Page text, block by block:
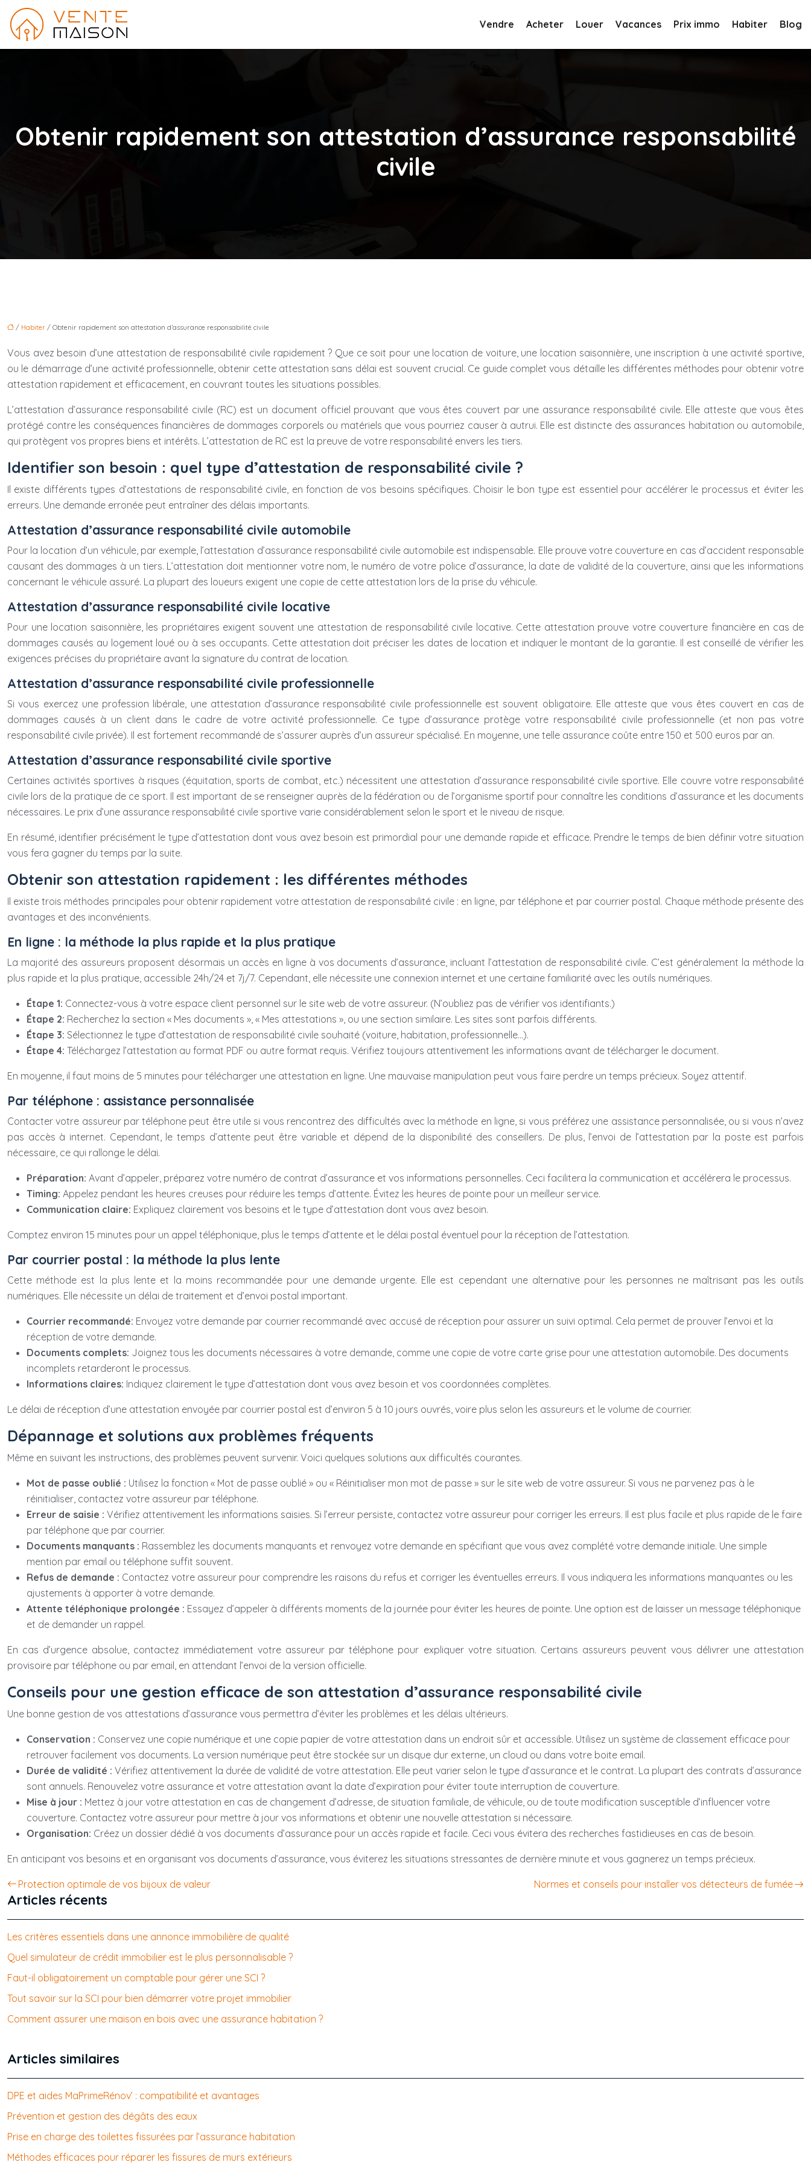
Vendre Acheter Louer Vacances Prix immo Habiter Blog
Obtenir rapidement son attestation d’assurance responsabilité
civile
/ Habiter / Obtenir rapidement son attestation d’assurance responsabilité civile
Vous avez besoin d’une attestation de responsabilité civile rapidement ? Que ce soit pour une location de voiture, une location saisonnière, une inscription à une activité sportive,
ou le démarrage d’une activité professionnelle, obtenir cette attestation sans délai est souvent crucial. Ce guide complet vous détaille les différentes méthodes pour obtenir votre
attestation rapidement et efficacement, en couvrant toutes les situations possibles.
L’attestation d’assurance responsabilité civile (RC) est un document officiel prouvant que vous êtes couvert par une assurance responsabilité civile. Elle atteste que vous êtes
protégé contre les conséquences financières de dommages corporels ou matériels que vous pourriez causer à autrui. Elle est distincte des assurances habitation ou automobile,
qui protègent vos propres biens et intérêts. L’attestation de RC est la preuve de votre responsabilité envers les tiers.
Identifier son besoin : quel type d’attestation de responsabilité civile ?
Il existe différents types d’attestations de responsabilité civile, en fonction de vos besoins spécifiques. Choisir le bon type est essentiel pour accélérer le processus et éviter les
erreurs. Une demande erronée peut entraîner des délais importants.
Attestation d’assurance responsabilité civile automobile
Pour la location d’un véhicule, par exemple, l’attestation d’assurance responsabilité civile automobile est indispensable. Elle prouve votre couverture en cas d’accident responsable
causant des dommages à un tiers. L’attestation doit mentionner votre nom, le numéro de votre police d’assurance, la date de validité de la couverture, ainsi que les informations
concernant le véhicule assuré. La plupart des loueurs exigent une copie de cette attestation lors de la prise du véhicule.
Attestation d’assurance responsabilité civile locative
Pour une location saisonnière, les propriétaires exigent souvent une attestation de responsabilité civile locative. Cette attestation prouve votre couverture financière en cas de
dommages causés au logement loué ou à ses occupants. Cette attestation doit préciser les dates de location et indiquer le montant de la garantie. Il est conseillé de vérifier les
exigences précises du propriétaire avant la signature du contrat de location.
Attestation d’assurance responsabilité civile professionnelle
Si vous exercez une profession libérale, une attestation d’assurance responsabilité civile professionnelle est souvent obligatoire. Elle atteste que vous êtes couvert en cas de
dommages causés à un client dans le cadre de votre activité professionnelle. Ce type d’assurance protège votre responsabilité civile professionnelle (et non pas votre
responsabilité civile privée). Il est fortement recommandé de s’assurer auprès d’un assureur spécialisé. En moyenne, une telle assurance coûte entre 150 et 500 euros par an.
Attestation d’assurance responsabilité civile sportive
Certaines activités sportives à risques (équitation, sports de combat, etc.) nécessitent une attestation d’assurance responsabilité civile sportive. Elle couvre votre responsabilité
civile lors de la pratique de ce sport. Il est important de se renseigner auprès de la fédération ou de l’organisme sportif pour connaître les conditions d’assurance et les documents
nécessaires. Le prix d’une assurance responsabilité civile sportive varie considérablement selon le sport et le niveau de risque.
En résumé, identifier précisément le type d’attestation dont vous avez besoin est primordial pour une demande rapide et efficace. Prendre le temps de bien définir votre situation
vous fera gagner du temps par la suite.
Obtenir son attestation rapidement : les différentes méthodes
Il existe trois méthodes principales pour obtenir rapidement votre attestation de responsabilité civile : en ligne, par téléphone et par courrier postal. Chaque méthode présente des
avantages et des inconvénients.
En ligne : la méthode la plus rapide et la plus pratique
La majorité des assureurs proposent désormais un accès en ligne à vos documents d’assurance, incluant l’attestation de responsabilité civile. C’est généralement la méthode la
plus rapide et la plus pratique, accessible 24h/24 et 7j/7. Cependant, elle nécessite une connexion internet et une certaine familiarité avec les outils numériques.
Étape 1: Connectez-vous à votre espace client personnel sur le site web de votre assureur. (N’oubliez pas de vérifier vos identifiants.)
Étape 2: Recherchez la section « Mes documents », « Mes attestations », ou une section similaire. Les sites sont parfois différents.
Étape 3: Sélectionnez le type d’attestation de responsabilité civile souhaité (voiture, habitation, professionnelle…).
Étape 4: Téléchargez l’attestation au format PDF ou autre format requis. Vérifiez toujours attentivement les informations avant de télécharger le document.
En moyenne, il faut moins de 5 minutes pour télécharger une attestation en ligne. Une mauvaise manipulation peut vous faire perdre un temps précieux. Soyez attentif.
Par téléphone : assistance personnalisée
Contacter votre assureur par téléphone peut être utile si vous rencontrez des difficultés avec la méthode en ligne, si vous préférez une assistance personnalisée, ou si vous n’avez
pas accès à internet. Cependant, le temps d’attente peut être variable et dépend de la disponibilité des conseillers. De plus, l’envoi de l’attestation par la poste est parfois
nécessaire, ce qui rallonge le délai.
Préparation: Avant d’appeler, préparez votre numéro de contrat d’assurance et vos informations personnelles. Ceci facilitera la communication et accélérera le processus.
Timing: Appelez pendant les heures creuses pour réduire les temps d’attente. Évitez les heures de pointe pour un meilleur service.
Communication claire: Expliquez clairement vos besoins et le type d’attestation dont vous avez besoin.
Comptez environ 15 minutes pour un appel téléphonique, plus le temps d’attente et le délai postal éventuel pour la réception de l’attestation.
Par courrier postal : la méthode la plus lente
Cette méthode est la plus lente et la moins recommandée pour une demande urgente. Elle est cependant une alternative pour les personnes ne maîtrisant pas les outils
numériques. Elle nécessite un délai de traitement et d’envoi postal important.
Courrier recommandé: Envoyez votre demande par courrier recommandé avec accusé de réception pour assurer un suivi optimal. Cela permet de prouver l’envoi et la
réception de votre demande.
Documents complets: Joignez tous les documents nécessaires à votre demande, comme une copie de votre carte grise pour une attestation automobile. Des documents
incomplets retarderont le processus.
Informations claires: Indiquez clairement le type d’attestation dont vous avez besoin et vos coordonnées complètes.
Le délai de réception d’une attestation envoyée par courrier postal est d’environ 5 à 10 jours ouvrés, voire plus selon les assureurs et le volume de courrier.
Dépannage et solutions aux problèmes fréquents
Même en suivant les instructions, des problèmes peuvent survenir. Voici quelques solutions aux difficultés courantes.
Mot de passe oublié : Utilisez la fonction « Mot de passe oublié » ou « Réinitialiser mon mot de passe » sur le site web de votre assureur. Si vous ne parvenez pas à le
réinitialiser, contactez votre assureur par téléphone.
Erreur de saisie : Vérifiez attentivement les informations saisies. Si l’erreur persiste, contactez votre assureur pour corriger les erreurs. Il est plus facile et plus rapide de le faire
par téléphone que par courrier.
Documents manquants : Rassemblez les documents manquants et renvoyez votre demande en spécifiant que vous avez complété votre demande initiale. Une simple
mention par email ou téléphone suffit souvent.
Refus de demande : Contactez votre assureur pour comprendre les raisons du refus et corriger les éventuelles erreurs. Il vous indiquera les informations manquantes ou les
ajustements à apporter à votre demande.
Attente téléphonique prolongée : Essayez d’appeler à différents moments de la journée pour éviter les heures de pointe. Une option est de laisser un message téléphonique
et de demander un rappel.
En cas d’urgence absolue, contactez immédiatement votre assureur par téléphone pour expliquer votre situation. Certains assureurs peuvent vous délivrer une attestation
provisoire par téléphone ou par email, en attendant l’envoi de la version officielle.
Conseils pour une gestion efficace de son attestation d’assurance responsabilité civile
Une bonne gestion de vos attestations d’assurance vous permettra d’éviter les problèmes et les délais ultérieurs.
Conservation : Conservez une copie numérique et une copie papier de votre attestation dans un endroit sûr et accessible. Utilisez un système de classement efficace pour
retrouver facilement vos documents. La version numérique peut être stockée sur un disque dur externe, un cloud ou dans votre boite email.
Durée de validité : Vérifiez attentivement la durée de validité de votre attestation. Elle peut varier selon le type d’assurance et le contrat. La plupart des contrats d’assurance
sont annuels. Renouvelez votre assurance et votre attestation avant la date d’expiration pour éviter toute interruption de couverture.
Mise à jour : Mettez à jour votre attestation en cas de changement d’adresse, de situation familiale, de véhicule, ou de toute modification susceptible d’influencer votre
couverture. Contactez votre assureur pour mettre à jour vos informations et obtenir une nouvelle attestation si nécessaire.
Organisation: Créez un dossier dédié à vos documents d’assurance pour un accès rapide et facile. Ceci vous évitera des recherches fastidieuses en cas de besoin.
En anticipant vos besoins et en organisant vos documents d’assurance, vous éviterez les situations stressantes de dernière minute et vous gagnerez un temps précieux.
Protection optimale de vos bijoux de valeur Normes et conseils pour installer vos détecteurs de fumée
Articles récents
Les critères essentiels dans une annonce immobilière de qualité
Quel simulateur de crédit immobilier est le plus personnalisable ?
Faut-il obligatoirement un comptable pour gérer une SCI ?
Tout savoir sur la SCI pour bien démarrer votre projet immobilier
Comment assurer une maison en bois avec une assurance habitation ?
Articles similaires
DPE et aides MaPrimeRénov’ : compatibilité et avantages
Prévention et gestion des dégâts des eaux
Prise en charge des toilettes fissurées par l’assurance habitation
Méthodes efficaces pour réparer les fissures de murs extérieurs